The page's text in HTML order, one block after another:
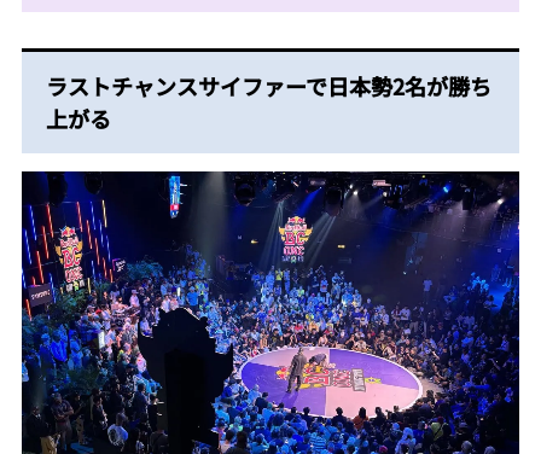
ラストチャンスサイファーで日本勢2名が勝ち
上がる